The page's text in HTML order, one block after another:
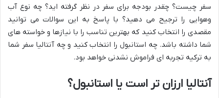
سفر چیست؟ چقدر بودجه برای سفر در نظر گرفته اید؟ چه نوع آب
وهوایی را ترجیح می دهید؟ با پاسخ به این سوالات می توانید
مقصدی را انتخاب کنید که بهترین تناسب را با نیازها و خواسته های
شما داشته باشد. چه استانبول را انتخاب کنید و چه آنتالیا سفر شما
به ترکیه تجربه ای فراموش نشدنی خواهد بود.
آنتالیا ارزان تر است یا استانبول؟